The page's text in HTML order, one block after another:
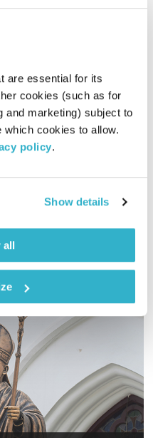
are essential for its
cookies (such as for
and marketing) subject to
cookies to allow.
policy.
Show details
all
קצר ולעניין
אלון נוימןוהרב
25.04.18
00:58:25
האם יש לנו שליטה על
על החוויות שלנו? והאם
ידי קריאת הכתבה:
אודיו